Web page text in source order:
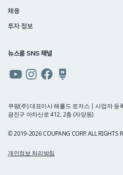
채용
투자 정보
뉴스룸 SNS 채널
유튜브인스타그램
페이스북네이버
블로그
쿠팡(주) 대표이사 해롤드 로저스 | 사업자
광진구 아차산로 412, 2층 (자양동)
© 2019-2026 COUPANG CORP. ALL RIGHTS
개인정보 처리방침